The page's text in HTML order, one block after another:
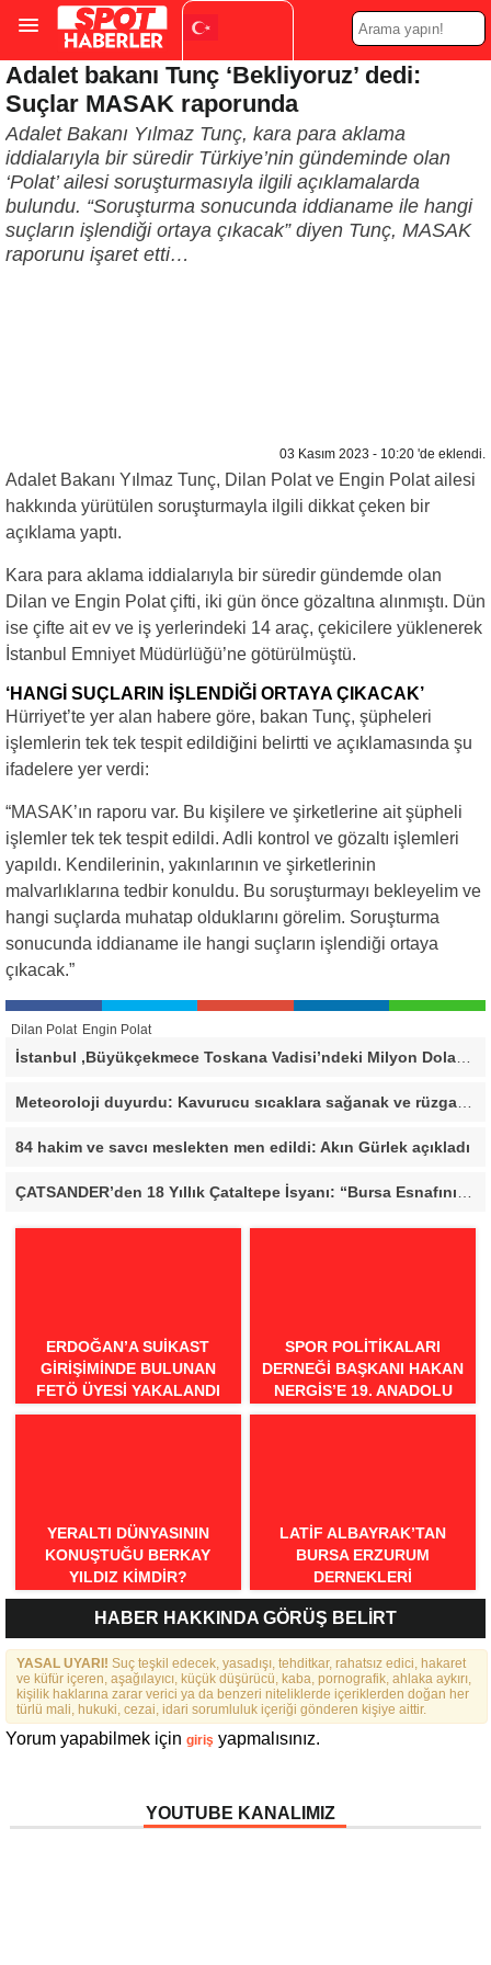
Turkish ▼
Adalet bakanı Tunç ‘Bekliyoruz’ dedi:
Suçlar MASAK raporunda
Adalet Bakanı Yılmaz Tunç, kara para aklama
iddialarıyla bir süredir Türkiye’nin gündeminde olan
‘Polat’ ailesi soruşturmasıyla ilgili açıklamalarda
bulundu. “Soruşturma sonucunda iddianame ile hangi
suçların işlendiği ortaya çıkacak” diyen Tunç, MASAK
raporunu işaret etti…
03 Kasım 2023 - 10:20 'de eklendi.
Adalet Bakanı Yılmaz Tunç, Dilan Polat ve Engin Polat ailesi
hakkında yürütülen soruşturmayla ilgili dikkat çeken bir
açıklama yaptı.
Kara para aklama iddialarıyla bir süredir gündemde olan
Dilan ve Engin Polat çifti, iki gün önce gözaltına alınmıştı. Dün
ise çifte ait ev ve iş yerlerindeki 14 araç, çekicilere yüklenerek
İstanbul Emniyet Müdürlüğü’ne götürülmüştü.
‘HANGİ SUÇLARIN İŞLENDİĞİ ORTAYA ÇIKACAK’
Hürriyet’te yer alan habere göre, bakan Tunç, şüpheleri
işlemlerin tek tek tespit edildiğini belirtti ve açıklamasında şu
ifadelere yer verdi:
“MASAK’ın raporu var. Bu kişilere ve şirketlerine ait şüpheli
işlemler tek tek tespit edildi. Adli kontrol ve gözaltı işlemleri
yapıldı. Kendilerinin, yakınlarının ve şirketlerinin
malvarlıklarına tedbir konuldu. Bu soruşturmayı bekleyelim ve
hangi suçlarda muhatap olduklarını görelim. Soruşturma
sonucunda iddianame ile hangi suçların işlendiği ortaya
çıkacak.”
Dilan Polat Engin Polat
İstanbul ,Büyükçekmece Toskana Vadisi’ndeki Milyon Dolarlık Villa İçin Savcılık Harekete Geçti! 138,40 Metrekarelik Kaçak Alan Tespit Edildi
Meteoroloji duyurdu: Kavurucu sıcaklara sağanak ve rüzgar arası
84 hakim ve savcı meslekten men edildi: Akın Gürlek açıkladı
ERDOĞAN’A SUIKAST
GIRIŞIMINDE BULUNAN
FETÖ ÜYESI YAKALANDI
SPOR POLITIKALARI
DERNEĞI BAŞKANI HAKAN
NERGIS’E 19. ANADOLU
SPOR ÖDÜLLERI’NDE
YERALTI DÜNYASININ
KONUŞTUĞU BERKAY
YILDIZ KIMDIR?
LATIF ALBAYRAK’TAN
BURSA ERZURUM
DERNEKLERI
FEDERASYONU İÇIN 25
MADDELIK BÜYÜK VIZYON:
“DAHA GÜÇLÜ, DAHA ETKIN,
DAHA KAPSAYICI BIR
FEDERASYON İÇIN YOLA
ÇIKTIK”
HABER HAKKINDA GÖRÜŞ BELİRT
YASAL UYARI! Suç teşkil edecek, yasadışı, tehditkar, rahatsız edici, hakaret
ve küfür içeren, aşağılayıcı, küçük düşürücü, kaba, pornografik, ahlaka aykırı,
kişilik haklarına zarar verici ya da benzeri niteliklerde içeriklerden doğan her
türlü mali, hukuki, cezai, idari sorumluluk içeriği gönderen kişiye aittir.
Yorum yapabilmek için giriş yapmalısınız.
YOUTUBE KANALIMIZ